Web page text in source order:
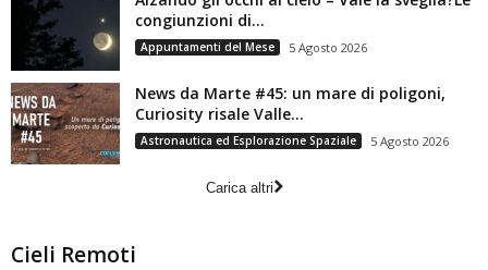
congiunzioni di...
Appuntamenti del Mese 5 Agosto 2026
News da Marte #45: un mare di poligoni,
Curiosity risale Valle...
Astronautica ed Esplorazione Spaziale 5 Agosto 2026
Carica altri
Cieli Remoti